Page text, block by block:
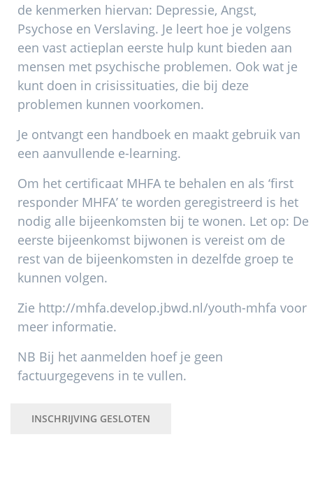
de kenmerken hiervan: Depressie, Angst,
Psychose en Verslaving. Je leert hoe je volgens
een vast actieplan eerste hulp kunt bieden aan
mensen met psychische problemen. Ook wat je
kunt doen in crisissituaties, die bij deze
problemen kunnen voorkomen.
Je ontvangt een handboek en maakt gebruik van
een aanvullende e-learning.
Om het certificaat MHFA te behalen en als ‘first
responder MHFA’ te worden geregistreerd is het
nodig alle bijeenkomsten bij te wonen. Let op: De
eerste bijeenkomst bijwonen is vereist om de
rest van de bijeenkomsten in dezelfde groep te
kunnen volgen.
Zie http://mhfa.develop.jbwd.nl/youth-mhfa voor
meer informatie.
NB Bij het aanmelden hoef je geen
factuurgegevens in te vullen.
INSCHRIJVING GESLOTEN